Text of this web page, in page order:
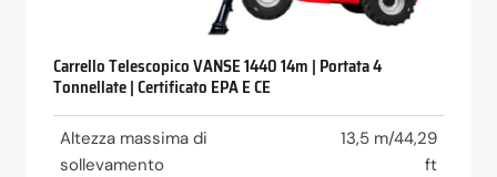
Carrello Telescopico VANSE 1440 14m | Portata 4
Tonnellate | Certificato EPA E CE
Altezza massima di
sollevamento
13,5 m/44,29
ft